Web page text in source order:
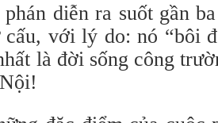
diễn ra suốt gần
cấu, với lý do: nó “bôi
là đời sống công